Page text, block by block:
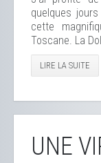
quelques
cette
Toscane. La
LIRE LA SUITE
UNE